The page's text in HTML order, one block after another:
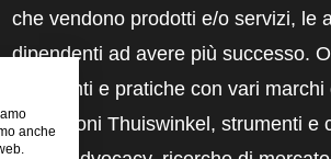
che vendono prodotti e/o servizi, le
dipendenti ad avere più successo.
pertinenti e pratiche con vari
recensioni Thuiswinkel, strumenti e
anche